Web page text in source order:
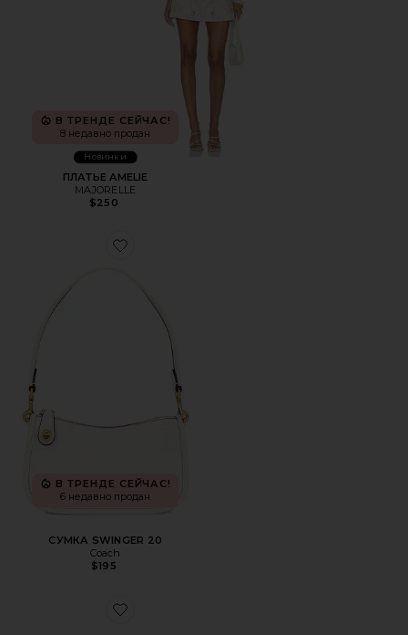
В ТРЕНДЕ СЕЙЧАС!
8 недавно продан
Новинки
ПЛАТЬЕ AMELIE
MAJORELLE
$250
Favorite СУМКА SWINGER 20
В ТРЕНДЕ СЕЙЧАС!
6 недавно продан
СУМКА SWINGER 20
Coach
$195
Favorite СОЛНЦЕЗАЩИТНЫЕ ОЧКИ